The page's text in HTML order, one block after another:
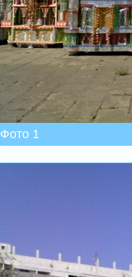
Фото 1